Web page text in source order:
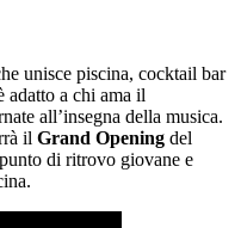
unisce piscina, cocktail bar
adatto a chi ama il
all’insegna della musica.
il Grand Opening del
di ritrovo giovane e